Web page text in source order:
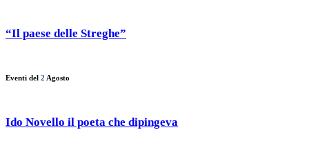
“Il paese delle Streghe”
Eventi del 2 Agosto
Ido Novello il poeta che dipingeva